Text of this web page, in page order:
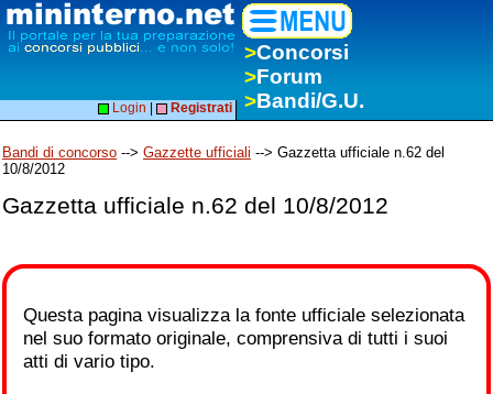
>Concorsi
>Forum
>Bandi/G.U.
Login Registrati
Bandi di concorso --> Gazzette ufficiali --> Gazzetta ufficiale n.62 del
10/8/2012
Gazzetta ufficiale n.62 del 10/8/2012
Questa pagina visualizza la fonte ufficiale selezionata
nel suo formato originale, comprensiva di tutti i suoi
atti di vario tipo.